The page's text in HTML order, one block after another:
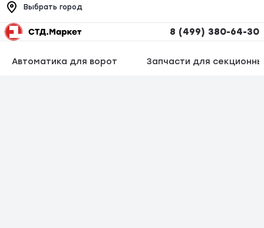
Выбрать город
8 (499) 380-64-30
Автоматика для ворот Запчасти для